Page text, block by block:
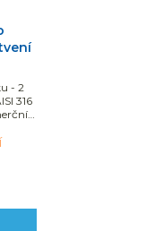
- 2
316